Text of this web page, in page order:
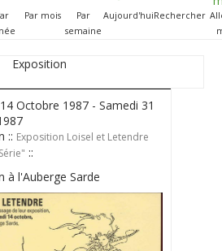
Par mois
Par
semaine
Aujourd'huiRechercher
Exposition
Octobre 1987 - Samedi 31
:: Exposition Loisel et Letendre
::
à l'Auberge Sarde